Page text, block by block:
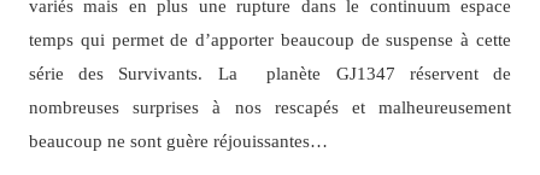
variés mais en plus une rupture dans le continuum espace
temps qui permet de d’apporter beaucoup de suspense à cette
série des Survivants. La planète GJ1347 réservent de
nombreuses surprises à nos rescapés et malheureusement
beaucoup ne sont guère réjouissantes…